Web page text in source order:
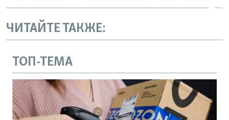
ЧИТАЙТЕ ТАКЖЕ:
ТОП-ТЕМА